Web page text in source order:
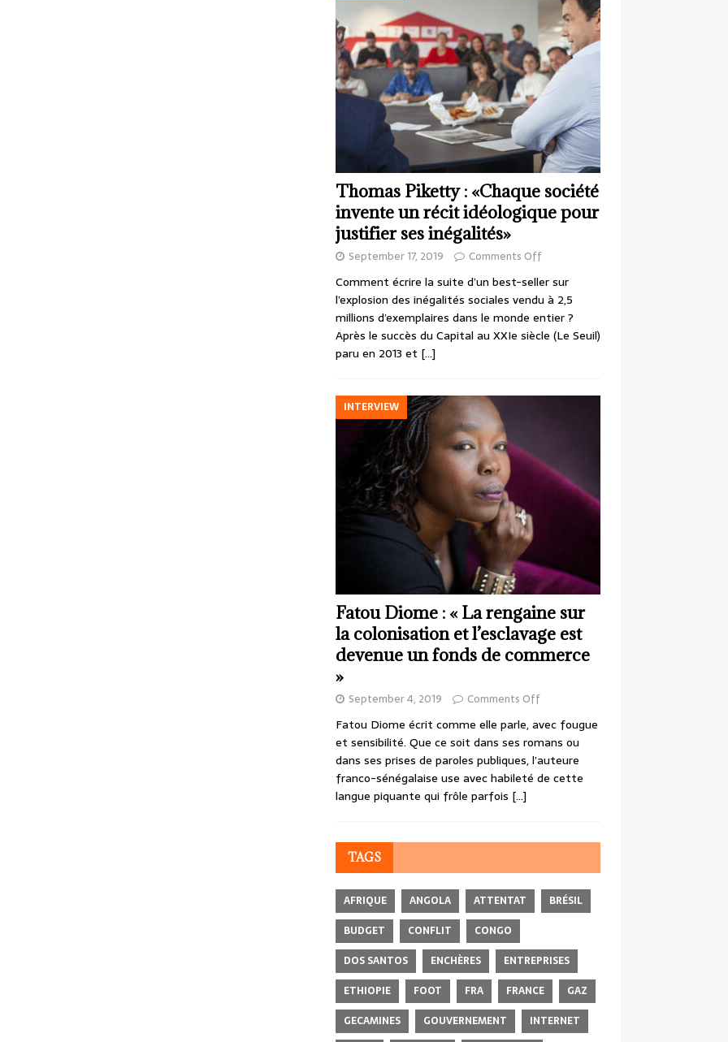
Thomas Piketty : «Chaque société
invente un récit idéologique pour
justifier ses inégalités»
September 17, 2019 Comments Off
Comment écrire la suite d’un best-seller sur
l’explosion des inégalités sociales vendu à 2,5
millions d’exemplaires dans le monde entier ?
Après le succès du Capital au XXIe siècle (Le Seuil)
paru en 2013 et […]
INTERVIEW
Fatou Diome : « La rengaine sur
la colonisation et l’esclavage est
devenue un fonds de commerce
»
September 4, 2019 Comments Off
Fatou Diome écrit comme elle parle, avec fougue
et sensibilité. Que ce soit dans ses romans ou
dans ses prises de paroles publiques, l’auteure
franco-sénégalaise use avec habileté de cette
langue piquante qui frôle parfois […]
TAGS
AFRIQUE ANGOLA ATTENTAT
BRÉSIL
BUDGET
CONFLIT
CONGO
DOS SANTOS
ENCHÈRES
ENTREPRISES
ETHIOPIE
FOOT FRA FRANCE
GAZ
GECAMINES
GOUVERNEMENT INTERNET